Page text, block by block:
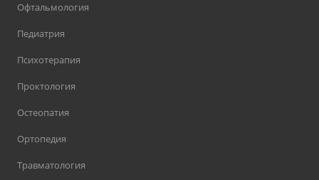
Офтальмология
Педиатрия
Психотерапия
Проктология
Остеопатия
Ортопедия
Травматология